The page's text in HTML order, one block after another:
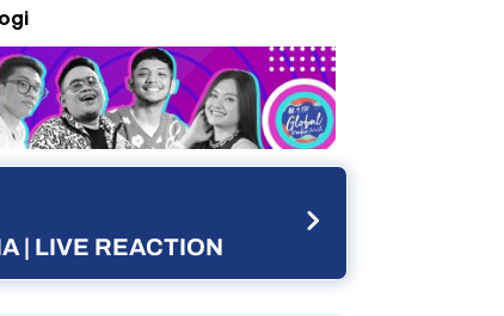
| LIVE REACTION